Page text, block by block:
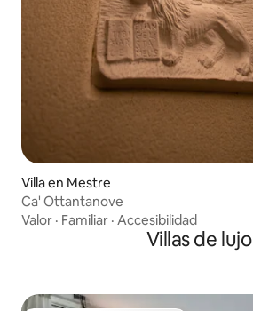
Villa en Mestre
Ca' Ottantanove
Valor · Familiar · Accesibilidad
Villas de lujo